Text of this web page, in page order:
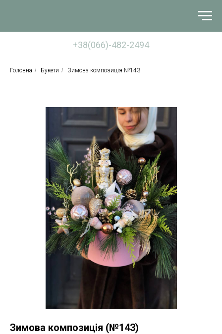
+38(066)-482-2494
Головна / Букети / Зимова композиція №143
Зимова композиція (№143)